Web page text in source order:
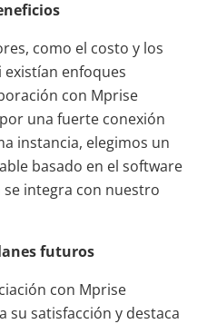
como el costo y los
existían enfoques
con Mprise
una fuerte conexión
instancia, elegimos un
basado en el software
integra con nuestro
futuros
con Mprise
su satisfacción y destaca